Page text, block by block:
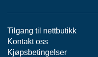
Tilgang til nettbutikk
Kontakt oss
Kjøpsbetingelser